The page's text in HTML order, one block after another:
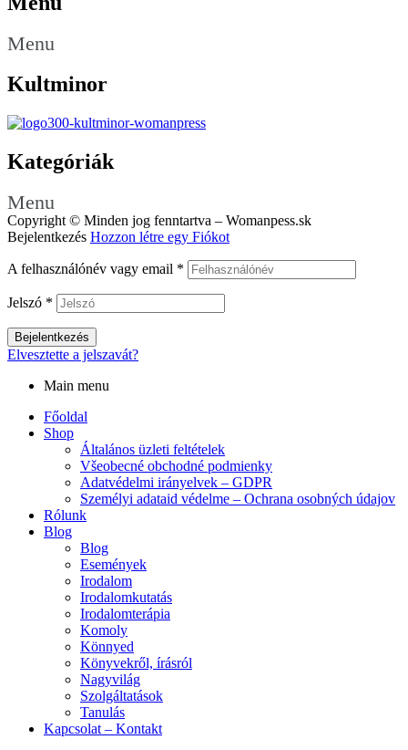
Menu
Kultminor
Kategóriák
Menu
Copyright © Minden jog fenntartva – Womanpess.sk
Bejelentkezés Hozzon létre egy Fiókot
A felhasználónév vagy email *
Jelszó *
Bejelentkezés
Elvesztette a jelszavát?
Main menu
Főoldal
Shop
Általános üzleti feltételek
Všeobecné obchodné podmienky
Adatvédelmi irányelvek – GDPR
Személyi adataid védelme – Ochrana osobných údajov
Rólunk
Blog
Blog
Események
Irodalom
Irodalomkutatás
Irodalomterápia
Komoly
Könnyed
Könyvekről, írásról
Nagyvilág
Szolgáltatások
Tanulás
Kapcsolat – Kontakt